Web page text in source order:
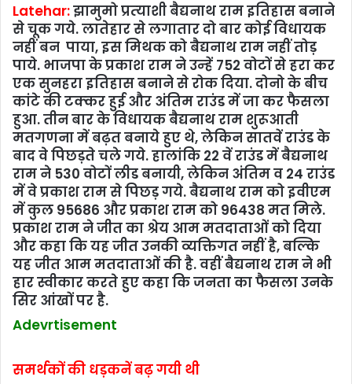
Latehar:झामुमो प्रत्‍याशी बैद्यनाथ राम इतिहास बनाने
से चूक गये. लातेहार से लगातार दो बार कोई विधायक
नहीं बन पाया, इस मिथक को बैद्यनाथ राम नहीं तोड़
पाये. भाजपा के प्रकाश राम ने उन्‍हें 752 वोटों से हरा कर
एक सुनहरा इतिहास बनाने से रोक दिया. दोनो के बीच
कांटे की टक्‍कर हुई और अंतिम राउंड में जा कर फैसला
हुआ. तीन बार के विधायक बैद्यनाथ राम शुरूआती
मतगणना में बढ़त बनाये हुए थे, लेकिन सातवें राउंड के
बाद वे पिछड़ते चले गये. हालांकि 22 वें राउंड में बैद्यनाथ
राम ने 530 वोटों लीड बनायी, लेकिन अंतिम व 24 राउंड
में वे प्रकाश राम से पिछड़ गये. बैद्यनाथ राम को इवीएम
में कुल 95686 और प्रकाश राम को 96438 मत मिले.
प्रकाश राम ने जीत का श्रेय आम मतदाताओं को दिया
और कहा कि यह जीत उनकी व्‍यक्तिगत नहीं है, बल्कि
यह जीत आम मतदाताओं की है. वहीं बैद्यनाथ राम ने भी
हार स्‍वीकार करते हुए कहा कि जनता का फैसला उनके
सिर आंखों पर है.
Adevrtisement
समर्थकों की धड़कनें बढ़ गयी थी